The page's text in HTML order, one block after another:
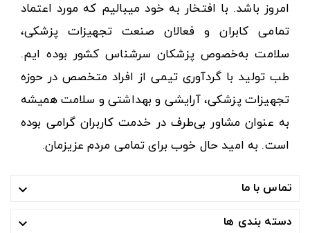
امروز باشد. با افتخار به خود میبالیم که مورد اعتماد
تمامی کابران و فعالان صنعت تجهیزات پزشکی،
سلامت به‌خصوص پزشکان سرشناس کشور بوده ایم.
طب تولید با گردآوری تیمی از افراد متخصص در حوزه
تجهیزات پزشکی، آرایشی و بهداشتی و سلامت همیشه
به عنوان مشاور بی‌طرف در خدمت کاربران گرامی بوده
است. به امید حال خوب برای تمامی مردم عزیزمان.
تماس با ما 
دسته بندی ها 